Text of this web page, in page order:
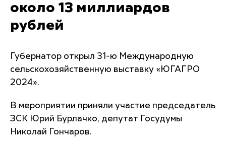
около 13 миллиардов
рублей
Губернатор открыл 31-ю Международную
сельскохозяйственную выставку «ЮГАГРО
2024».
В мероприятии приняли участие председатель
ЗСК Юрий Бурлачко, депутат Госудумы
Николай Гончаров.